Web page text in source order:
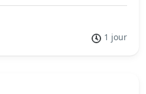
1 jour